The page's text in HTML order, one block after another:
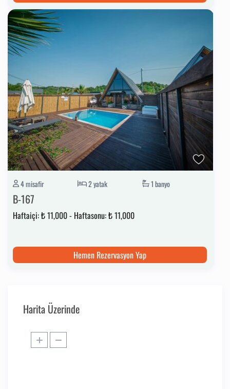
4 misafir 2 yatak 1 banyo
B-167
Haftaiçi:₺ 11,000- Haftasonu:₺ 11,000
Hemen Rezervasyon Yap
Harita Üzerinde